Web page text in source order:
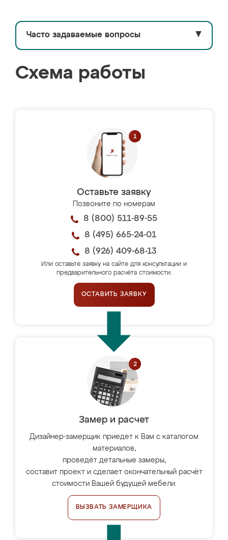
Часто задаваемые вопросы ▼
Схема работы
Оставьте заявку
Позвоните по номерам
8 (800) 511-89-55
8 (495) 665-24-01
8 (926) 409-68-13
Или оставьте заявку на сайте для консультации и
предварительного расчёта стоимости.
ОСТАВИТЬ ЗАЯВКУ
Замер и расчет
Дизайнер-замерщик приедет к Вам с каталогом
материалов,
проведёт детальные замеры,
составит проект и сделает окончательный расчёт
стоимости Вашей будущей мебели.
ВЫЗВАТЬ ЗАМЕРЩИКА